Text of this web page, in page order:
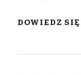
DOWIEDZ SIĘ